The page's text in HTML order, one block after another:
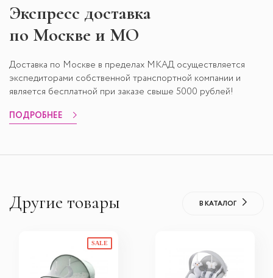
Экспресс доставка
по Москве и МО
Доставка по Москве в пределах МКАД осуществляется
экспедиторами собственной транспортной компании и
является бесплатной при заказе свыше 5000 рублей!
ПОДРОБНЕЕ
Другие товары В КАТАЛОГ
SALE